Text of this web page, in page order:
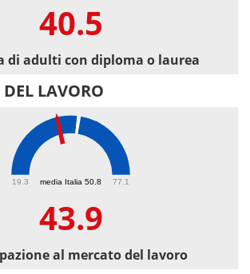
40.5
di adulti con diploma o laurea
LAVORO
media Italia 50.8
19.3 77.1
43.9
al mercato del lavoro